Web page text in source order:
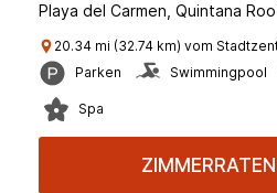
Playa del Carmen, Quintana
20.34 mi (32.74 km) vom
Parken
Swimmingpool
Spa